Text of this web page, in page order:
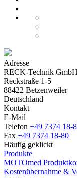
Adresse
RECK-Technik
Reckstraße 1-5
88422 Betzenweiler
Deutschland
Kontakt
E-Mail
Telefon +49 7374 18-
Fax +49 7374 18-80
Häufig geklickt
Produkte
MOTOmed
Kostenübernahme &